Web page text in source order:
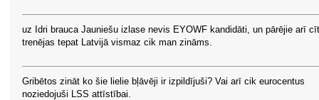
uz Idri brauca Jauniešu izlase nevis EYOWF kandidāti, un pārējie arī
trenējas tepat Latvijā vismaz cik man zināms.
Gribētos zināt ko šie lielie bļāvēji ir izpildījuši? Vai arī cik eurocentus
noziedojuši LSS attīstībai.